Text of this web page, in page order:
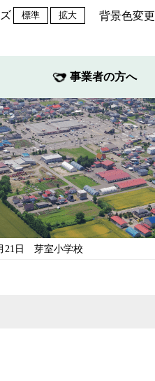
標準 拡大 背景色変更
事業者の方へ
21日 芽室小学校